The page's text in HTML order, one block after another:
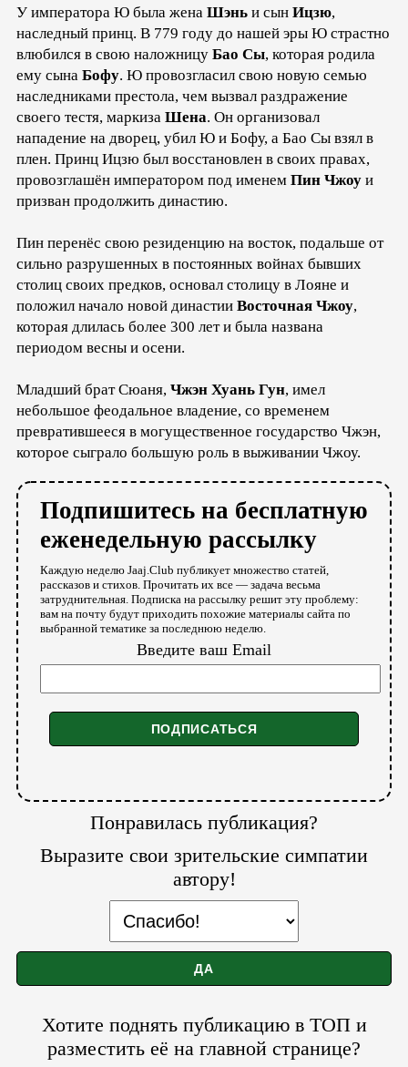
У императора Ю была жена Шэнь и сын Ицзю,
наследный принц. В 779 году до нашей эры Ю страстно
влюбился в свою наложницу Бао Сы, которая родила
ему сына Бофу. Ю провозгласил свою новую семью
наследниками престола, чем вызвал раздражение
своего тестя, маркиза Шена. Он организовал
нападение на дворец, убил Ю и Бофу, а Бао Сы взял в
плен. Принц Ицзю был восстановлен в своих правах,
провозглашён императором под именем Пин Чжоу и
призван продолжить династию.
Пин перенёс свою резиденцию на восток, подальше от
сильно разрушенных в постоянных войнах бывших
столиц своих предков, основал столицу в Лояне и
положил начало новой династии Восточная Чжоу,
которая длилась более 300 лет и была названа
периодом весны и осени.
Младший брат Сюаня, Чжэн Хуань Гун, имел
небольшое феодальное владение, со временем
превратившееся в могущественное государство Чжэн,
которое сыграло большую роль в выживании Чжоу.
Подпишитесь на бесплатную
еженедельную рассылку
Каждую неделю Jaaj.Club публикует множество статей,
рассказов и стихов. Прочитать их все — задача весьма
затруднительная. Подписка на рассылку решит эту проблему:
вам на почту будут приходить похожие материалы сайта по
выбранной тематике за последнюю неделю.
Введите ваш Email
Понравилась публикация?
Выразите свои зрительские симпатии
автору!
Хотите поднять публикацию в ТОП и
разместить её на главной странице?